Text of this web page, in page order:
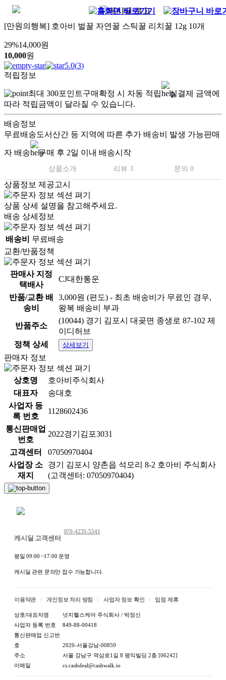
[만원의행복] 호아비 벌꿀 자연꿀 스틱꿀 리치꿀 12g 10개
29%14,000원
10,000원
5.0(3)
적립정보
최대 300포인트구매확정 시 자동 적립
실결제 금액에
따라 적립금액이 달라질 수 있습니다.
배송정보
무료배송도서산간 등 지역에 따른 추가 배송비 발생 가능판매
자 배송 구매 후 2일 이내 배송시작
상품소개 리뷰 3 문의 0
상품정보 제공고시
상품 상세 설명을 참고해주세요.
배송 상세정보
배송비
무료배송
교환/반품정책
판매사 지정
택배사
CJ대한통운
반품/교환 배
송비
3,000원 (편도) - 최초 배송비가 무료인 경우,
왕복 배송비 부과
반품주소
(10044) 경기 김포시 대곶면 종생로 87-102 제
이디허브
정책 상세
상세보기
판매자 정보
상호명
호아비주식회사
대표자
송대호
사업자 등
록 번호
1128602436
통신판매업
번호
2022경기김포3031
고객센터
07050970404
사업장 소
재지
경기 김포시 양촌읍 석모리 8-2 호아비 주식회사
(고객센터: 07050970404)
캐시딜 고객센터
070-4233-5541
평일 09:00 ~17:00 운영
캐시딜 관련 문의만 접수 가능합니다.
이용약관 개인정보 처리 방침 사업자 정보 확인 입점 제휴
상호/대표자명
넛지헬스케어 주식회사 / 박정신
사업자 등록 번호
849-88-00418
통신판매업 신고번
호
2020-서울강남-00859
주소
서울 강남구 역삼로1길 8 평익빌딩 2층 [06242]
이메일
cs.cashdeal@cashwalk.io